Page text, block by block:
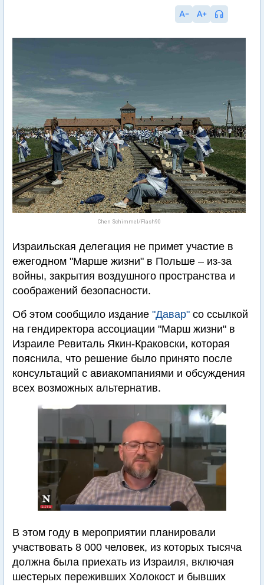
Chen Schimmel/Flash90
Израильская делегация не примет участие в
ежегодном "Марше жизни" в Польше – из-за
войны, закрытия воздушного пространства и
соображений безопасности.
Об этом сообщило издание "Давар" со ссылкой
на гендиректора ассоциации "Марш жизни" в
Израиле Ревиталь Якин-Краковски, которая
пояснила, что решение было принято после
консультаций с авиакомпаниями и обсуждения
всех возможных альтернатив.
В этом году в мероприятии планировали
участвовать 8 000 человек, из которых тысяча
должна была приехать из Израиля, включая
шестерых переживших Холокост и бывших